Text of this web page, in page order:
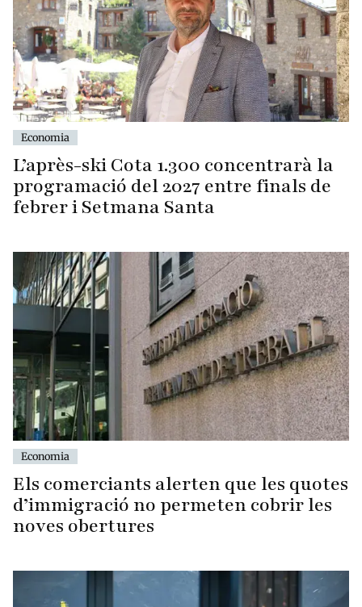
Economia
L’après-ski Cota 1.300 concentrarà la
programació del 2027 entre finals de
febrer i Setmana Santa
Economia
Els comerciants alerten que les quotes
d’immigració no permeten cobrir les
noves obertures